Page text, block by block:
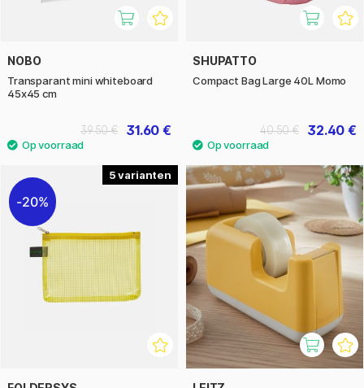
NOBO
Transparant mini whiteboard
45x45 cm
31.60 €
39.50 €
SHUPATTO
Compact Bag Large 40L Momo
32.40 €
40.50 €
5
20%